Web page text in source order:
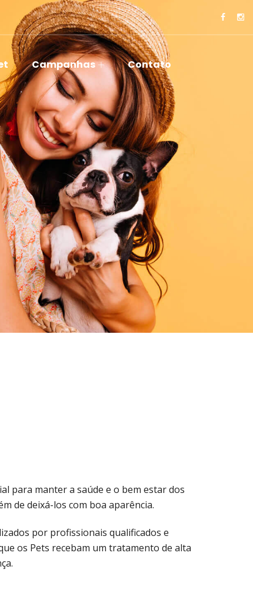
Campanhas Contato
para manter a saúde e o bem estar dos
de deixá-los com boa aparência.
por profissionais qualificados e
os Pets recebam um tratamento de alta